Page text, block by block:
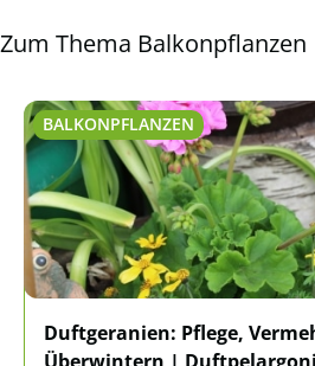
Zum Thema Balkonpflanzen
BALKONPFLANZEN
Duftgeranien: Pflege,
Überwintern |